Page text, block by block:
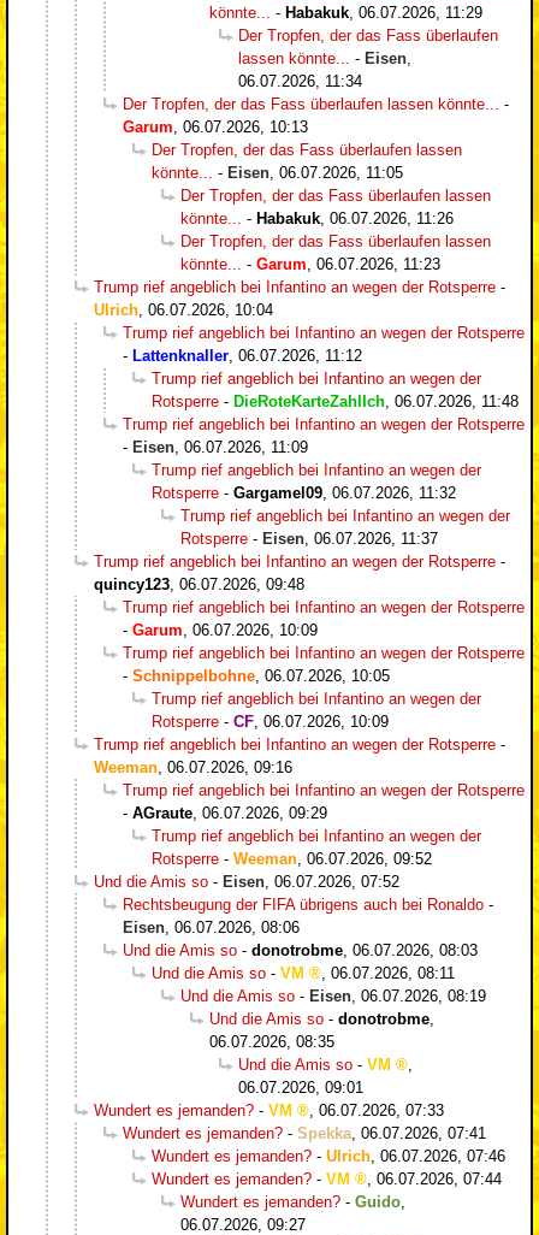
könnte...
- Habakuk 06.07.2026, 11:29
Der Tropfen, der das Fass überlaufen
lassen könnte...
- Eisen
06.07.2026, 11:34
Der Tropfen, der das Fass überlaufen lassen könnte...
-
Garum 06.07.2026, 10:13
Der Tropfen, der das Fass überlaufen lassen
könnte...
- Eisen 06.07.2026, 11:05
Der Tropfen, der das Fass überlaufen lassen
könnte...
- Habakuk 06.07.2026, 11:26
Der Tropfen, der das Fass überlaufen lassen
könnte...
- Garum 06.07.2026, 11:23
Trump rief angeblich bei Infantino an wegen der Rotsperre -
Ulrich 06.07.2026, 10:04
Trump rief angeblich bei Infantino an wegen der Rotsperre
- Lattenknaller 06.07.2026, 11:12
Trump rief angeblich bei Infantino an wegen der
Rotsperre - DieRoteKarteZahlIch 06.07.2026, 11:48
Trump rief angeblich bei Infantino an wegen der Rotsperre
- Eisen 06.07.2026, 11:09
Trump rief angeblich bei Infantino an wegen der
Rotsperre - Gargamel09 06.07.2026, 11:32
Trump rief angeblich bei Infantino an wegen der
Rotsperre - Eisen 06.07.2026, 11:37
Trump rief angeblich bei Infantino an wegen der Rotsperre -
quincy123 06.07.2026, 09:48
Trump rief angeblich bei Infantino an wegen der Rotsperre
- Garum 06.07.2026, 10:09
Trump rief angeblich bei Infantino an wegen der Rotsperre
- Schnippelbohne 06.07.2026, 10:05
Trump rief angeblich bei Infantino an wegen der
Rotsperre - CF 06.07.2026, 10:09
Trump rief angeblich bei Infantino an wegen der Rotsperre -
Weeman 06.07.2026, 09:16
Trump rief angeblich bei Infantino an wegen der Rotsperre
- AGraute 06.07.2026, 09:29
Trump rief angeblich bei Infantino an wegen der
Rotsperre - Weeman 06.07.2026, 09:52
Und die Amis so - Eisen 06.07.2026, 07:52
Rechtsbeugung der FIFA übrigens auch bei Ronaldo -
Eisen 06.07.2026, 08:06
Und die Amis so - donotrobme 06.07.2026, 08:03
Und die Amis so - VM
06.07.2026, 08:11
Und die Amis so - Eisen 06.07.2026, 08:19
Und die Amis so - donotrobme
06.07.2026, 08:35
Und die Amis so - VM
06.07.2026, 09:01
Wundert es jemanden? - VM
06.07.2026, 07:33
Wundert es jemanden? - Spekka 06.07.2026, 07:41
Wundert es jemanden? - Ulrich 06.07.2026, 07:46
Wundert es jemanden? - VM
06.07.2026, 07:44
Wundert es jemanden? - Guido
06.07.2026, 09:27